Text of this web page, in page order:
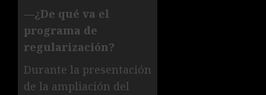
—¿De qué va el
programa de
regularización?
Durante la presentación
de la ampliación del